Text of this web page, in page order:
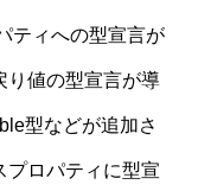
ティへの型宣言が
り値の型宣言が導
型などが追加さ
プロパティに型宣